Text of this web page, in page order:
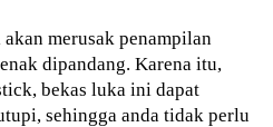
merusak penampilan
dipandang. Karena itu,
bekas luka ini dapat
sehingga anda tidak perlu